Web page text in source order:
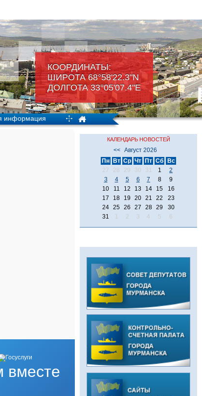
КООРДИНАТЫ:
ШИРОТА 68°58'22.3"N
ДОЛГОТА 33°05'07.4"Е
информация
вместе
КАЛЕНДАРЬ НОВОСТЕЙ
<<
Август 2026
Пн
Вт Ср Чт Пт Сб
Вс
27
28 29 30 31 1
2
3
4 5 6 7 8
9
10
11 12 13 14 15
16
17
18 19 20 21 22
23
24 25 26 27 28 29
30
31
1 2 3 4 5 6